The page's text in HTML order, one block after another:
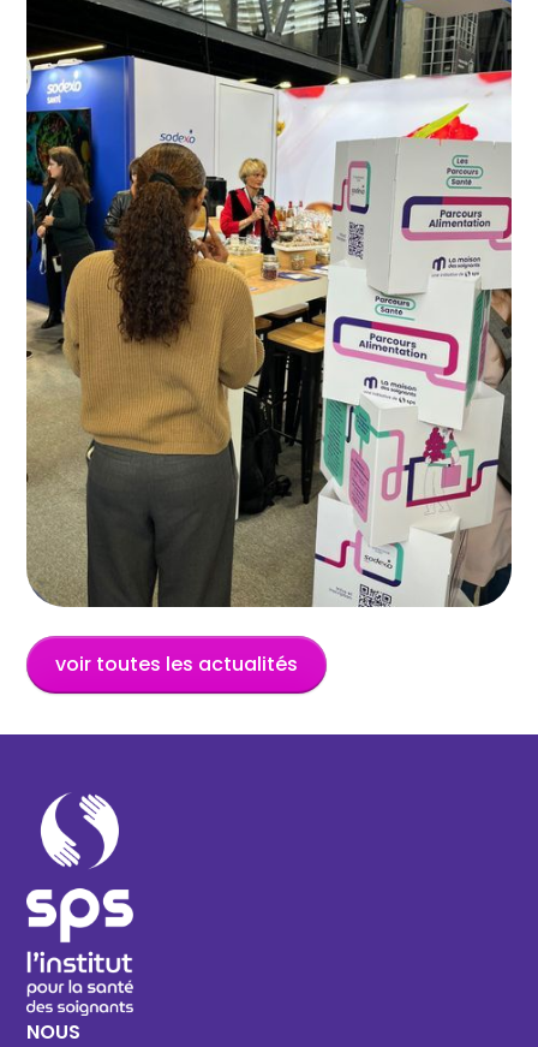
voir toutes les actualités
NOUS